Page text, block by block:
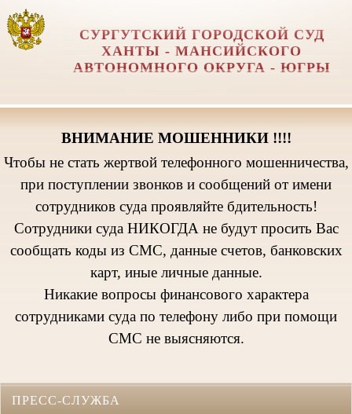
СУРГУТСКИЙ ГОРОДСКОЙ СУД
ХАНТЫ - МАНСИЙСКОГО
АВТОНОМНОГО ОКРУГА - ЮГРЫ
ВНИМАНИЕ МОШЕННИКИ !!!!
Чтобы не стать жертвой телефонного мошенничества,
при поступлении звонков и сообщений от имени
сотрудников суда проявляйте бдительность!
Сотрудники суда НИКОГДА не будут просить Вас
сообщать коды из СМС, данные счетов, банковских
карт, иные личные данные.
Никакие вопросы финансового характера
сотрудниками суда по телефону либо при помощи
СМС не выясняются.
ПРЕСС-СЛУЖБА